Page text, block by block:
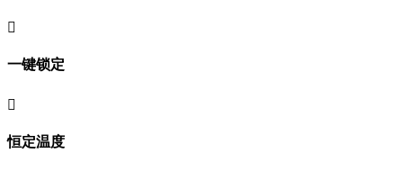

一键锁定

恒定温度